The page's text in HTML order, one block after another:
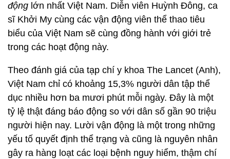
động lớn nhất Việt Nam. Diễn viên Huỳnh Đông, ca
sĩ Khởi My cùng các vận động viên thể thao tiêu
biểu của Việt Nam sẽ cùng đồng hành với giới trẻ
trong các hoạt động này.
Theo đánh giá của tạp chí y khoa The Lancet (Anh),
Việt Nam chỉ có khoảng 15,3% người dân tập thể
dục nhiều hơn ba mươi phút mỗi ngày. Đây là một
tỷ lệ thật đáng báo động so với dân số gần 90 triệu
người hiện nay. Lười vận động là một trong những
yếu tố quyết định thể trạng và cũng là nguyên nhân
gây ra hàng loạt các loại bệnh nguy hiểm, thậm chí